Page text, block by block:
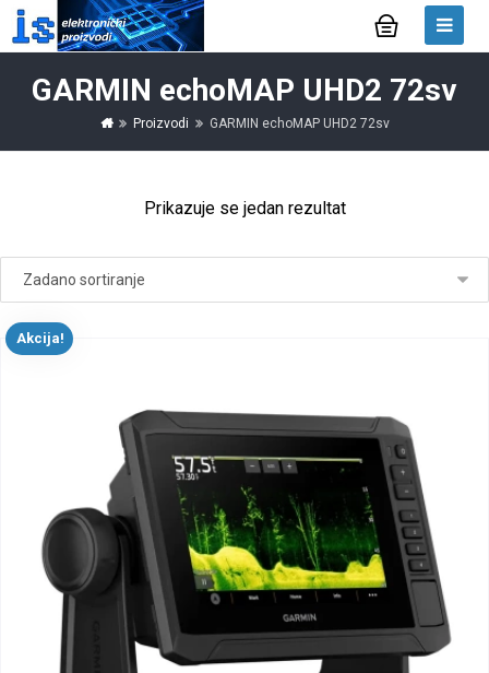
GARMIN echoMAP UHD2 72sv
Proizvodi GARMIN echoMAP UHD2 72sv
Prikazuje se jedan rezultat
Akcija!